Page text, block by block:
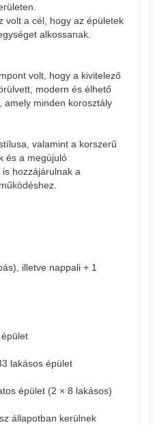
volt a cél, hogy az épületek
alkossanak.
volt, hogy a kivitelező
modern és élhető
amely minden korosztály
valamint a korszerű
és a megújuló
hozzájárulnak a
illetve nappali + 1
lakásos épület
épület (2 × 8 lakásos)
állapotban kerülnek